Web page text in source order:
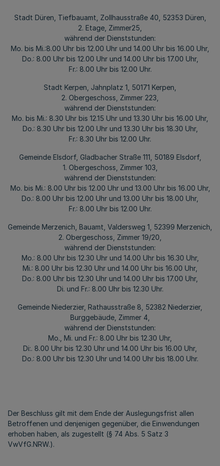
Stadt Düren, Tiefbauamt, Zollhausstraße 40, 52353 Düren,
2. Etage, Zimmer25,
während der Dienststunden:
Mo. bis Mi.:8.00 Uhr bis 12.00 Uhr und 14.00 Uhr bis 16.00 Uhr,
Do.: 8.00 Uhr bis 12.00 Uhr und 14.00 Uhr bis 17.00 Uhr,
Fr.: 8.00 Uhr bis 12.00 Uhr.
Stadt Kerpen, Jahnplatz 1, 50171 Kerpen,
2. Obergeschoss, Zimmer 223,
während der Dienststunden:
Mo. bis Mi.: 8.30 Uhr bis 12.15 Uhr und 13.30 Uhr bis 16.00 Uhr,
Do.: 8.30 Uhr bis 12.00 Uhr und 13.30 Uhr bis 18.30 Uhr,
Fr.: 8.30 Uhr bis 12.00 Uhr.
Gemeinde Elsdorf, Gladbacher Straße 111, 50189 Elsdorf,
1. Obergeschoss, Zimmer 103,
während der Dienststunden:
Mo. bis Mi.: 8.00 Uhr bis 12.00 Uhr und 13.00 Uhr bis 16.00 Uhr,
Do.: 8.00 Uhr bis 12.00 Uhr und 13.00 Uhr bis 18.00 Uhr,
Fr.: 8.00 Uhr bis 12.00 Uhr.
Gemeinde Merzenich, Bauamt, Valdersweg 1, 52399 Merzenich,
2. Obergeschoss, Zimmer 19/20,
während der Dienststunden:
Mo.: 8.00 Uhr bis 12.30 Uhr und 14.00 Uhr bis 16.30 Uhr,
Mi.: 8.00 Uhr bis 12.30 Uhr und 14.00 Uhr bis 16.00 Uhr,
Do.: 8.00 Uhr bis 12.30 Uhr und 14.00 Uhr bis 17.00 Uhr,
Di. und Fr.: 8.00 Uhr bis 12.30 Uhr.
Gemeinde Niederzier, Rathausstraße 8, 52382 Niederzier,
Burggebäude, Zimmer 4,
während der Dienststunden:
Mo., Mi. und Fr.: 8.00 Uhr bis 12.30 Uhr,
Di:. 8.00 Uhr bis 12.30 Uhr und 14.00 Uhr bis 16.00 Uhr,
Do.: 8.00 Uhr bis 12.30 Uhr und 14.00 Uhr bis 18.00 Uhr.
Der Beschluss gilt mit dem Ende der Auslegungsfrist allen
Betroffenen und denjenigen gegenüber, die Einwendungen
erhoben haben, als zugestellt (§ 74 Abs. 5 Satz 3
VwVfG.NRW.).